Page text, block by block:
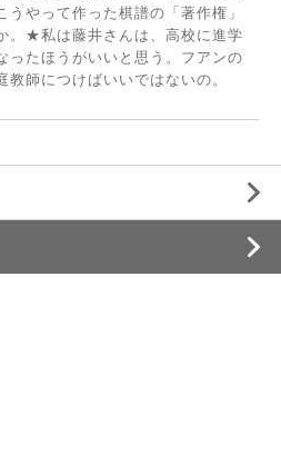
やって作った棋譜の「著作権」
。★私は藤井さんは、高校に進学
ったほうがいいと思う。フアンの
師につけばいいではないの。